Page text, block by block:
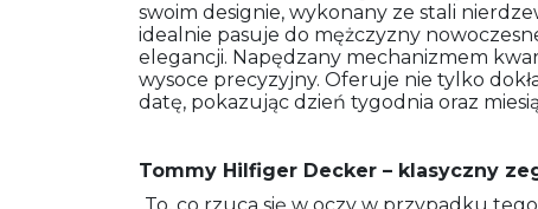
swoim designie, wykonany ze stali
idealnie pasuje do mężczyzny
elegancji. Napędzany mechanizmem
wysoce precyzyjny. Oferuje nie tylko
datę, pokazując dzień tygodnia oraz
Tommy Hilfiger Decker – klasyczny